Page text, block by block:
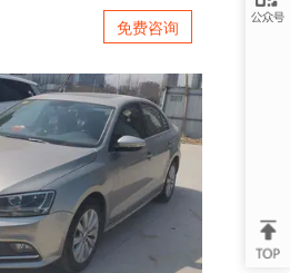
免费咨询